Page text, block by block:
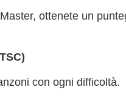
ottenete un
con ogni difficoltà.